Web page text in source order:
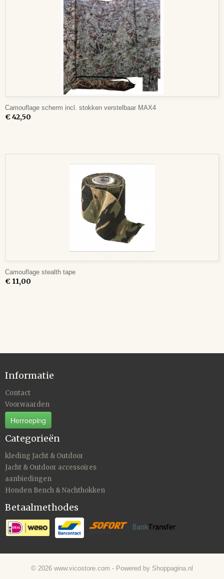
Camouflage scherm incl. stokken verstelbaar MAX4
€ 42,50
Camouflage stealth tape
€ 11,00
Informatie
Contact
Voorwaarden
Herroeping
Categorieën
kleding Jacht & Outdoor
Jacht & Outdoor accessoires
aanbiedingen
Honden Bench & Nachthokken
Betaalmethodes
© 2026 www.vicostore.com - Powered by Shoppagina.nl